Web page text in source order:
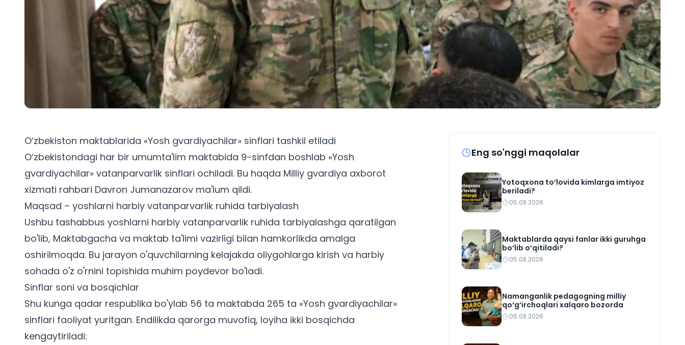
O‘zbekiston maktablarida «Yosh gvardiyachilar» sinflari tashkil etiladi
O‘zbekistondagi har bir umumta'lim maktabida 9-sinfdan boshlab «Yosh
gvardiyachilar» vatanparvarlik sinflari ochiladi. Bu haqda Milliy gvardiya axborot
xizmati rahbari Davron Jumanazarov ma'lum qildi.
Maqsad – yoshlarni harbiy vatanparvarlik ruhida tarbiyalash
Ushbu tashabbus yoshlarni harbiy vatanparvarlik ruhida tarbiyalashga qaratilgan
bo'lib, Maktabgacha va maktab ta'limi vazirligi bilan hamkorlikda amalga
oshirilmoqda. Bu jarayon o'quvchilarning kelajakda oliygohlarga kirish va harbiy
sohada o'z o'rnini topishida muhim poydevor bo'ladi.
Sinflar soni va bosqichlar
Shu kunga qadar respublika bo'ylab 56 ta maktabda 265 ta «Yosh gvardiyachilar»
sinflari faoliyat yuritgan. Endilikda qarorga muvofiq, loyiha ikki bosqichda
kengaytiriladi:
Eng so'nggi maqolalar
Yotoqxona to‘lovida kimlarga imtiyoz
beriladi?
05.08.2026
Maktablarda qaysi fanlar ikki guruhga
bo‘lib o‘qitiladi?
05.08.2026
Namanganlik pedagogning milliy
qo‘g‘irchoqlari xalqaro bozorda
05.08.2026